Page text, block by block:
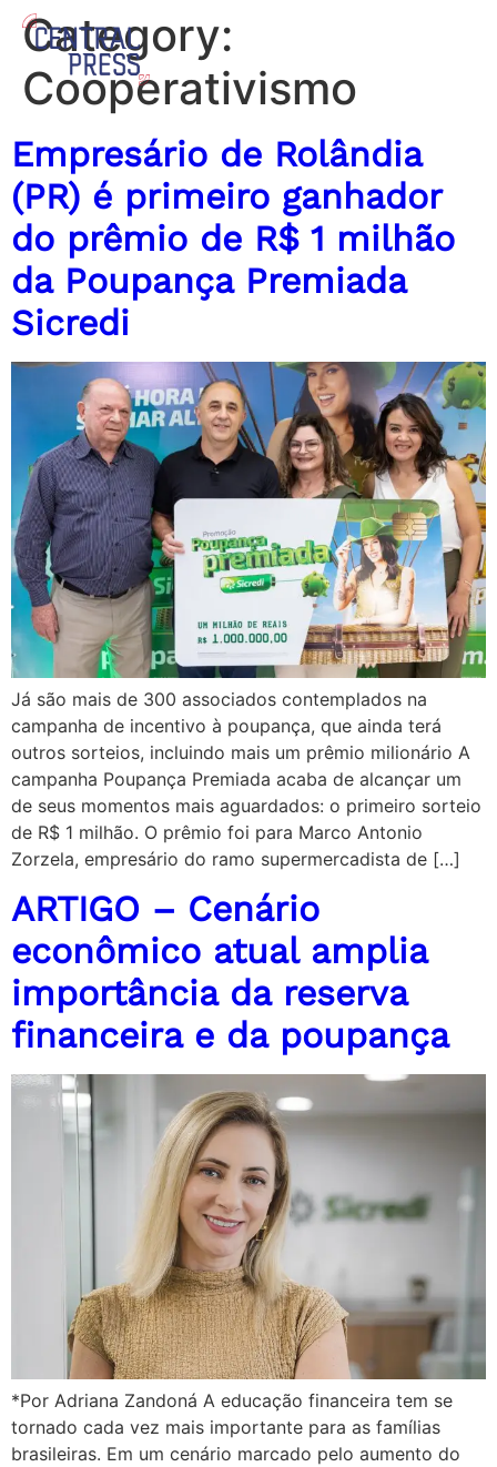
Category:
Cooperativismo
Empresário de Rolândia
(PR) é primeiro ganhador
do prêmio de R$ 1 milhão
da Poupança Premiada
Sicredi
Já são mais de 300 associados contemplados na
campanha de incentivo à poupança, que ainda terá
outros sorteios, incluindo mais um prêmio milionário A
campanha Poupança Premiada acaba de alcançar um
de seus momentos mais aguardados: o primeiro sorteio
de R$ 1 milhão. O prêmio foi para Marco Antonio
Zorzela, empresário do ramo supermercadista de […]
ARTIGO – Cenário
econômico atual amplia
importância da reserva
financeira e da poupança
*Por Adriana Zandoná A educação financeira tem se
tornado cada vez mais importante para as famílias
brasileiras. Em um cenário marcado pelo aumento do